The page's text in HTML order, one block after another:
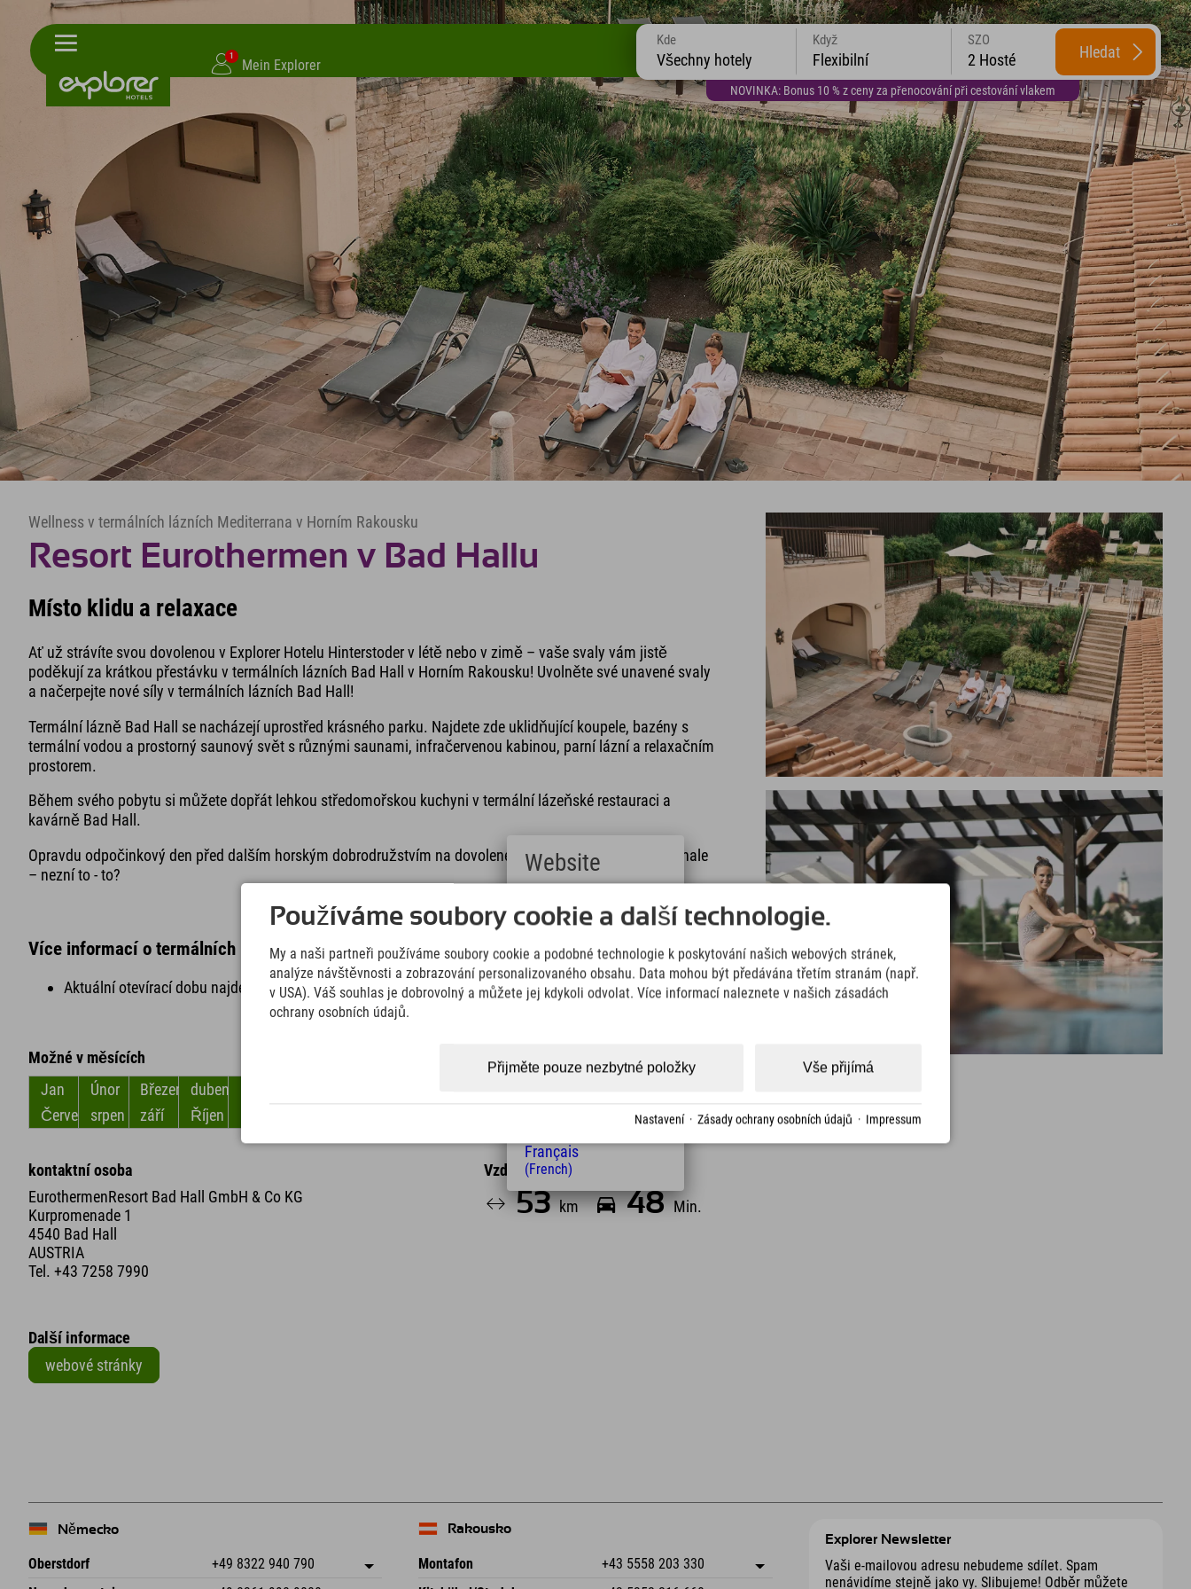
1
Mein Explorer
NOVINKA: Bonus 10 % z ceny za přenocování při cestování vlakem
Kde
Všechny hotely
Když
Flexibilní
SZO
2 Hosté Hledat
Wellness v termálních lázních Mediterrana v Horním Rakousku
Resort Eurothermen v Bad Hallu
Místo klidu a relaxace
Ať už strávíte svou dovolenou v Explorer Hotelu Hinterstoder v létě nebo v zimě – vaše svaly vám jistě
poděkují za krátkou přestávku v termálních lázních Bad Hall v Horním Rakousku! Uvolněte své unavené svaly
a načerpejte nové síly v termálních lázních Bad Hall!
Termální lázně Bad Hall se nacházejí uprostřed krásného parku. Najdete zde uklidňující koupele, bazény s
termální vodou a prostorný saunový svět s různými saunami, infračervenou kabinou, parní lázní a relaxačním
prostorem.
Během svého pobytu si můžete dopřát lehkou středomořskou kuchyni v termální lázeňské restauraci a
kavárně Bad Hall.
Opravdu odpočinkový den před dalším horským dobrodružstvím na dovolené v Hinterstoderu nezní dokonale
– nezní to - to?
Více informací o termálních lázních Mediterrana:
Aktuální otevírací dobu najdete zdeza termální lázně Mediterrana najdete zde!
Možné v měsících
Jan
Únor Březen duben
Červenecsrpen září Říjen
kontaktní osoba
EurothermenResort Bad Hall GmbH & Co KG
Kurpromenade 1
4540 Bad Hall
AUSTRIA
Tel. +43 7258 7990
Vzdálenost od hotelu
53 km 48 Min.
Další informace
webové stránky
Německo
Oberstdorf +49 8322 940 790
Rakousko
Montafon +43 5558 203 330
Explorer Newsletter
Vaši e-mailovou adresu nebudeme sdílet. Spam
nenávidíme stejně jako vy. Slibujeme! Odběr můžete
Používáme soubory cookie a další technologie.
My a naši partneři používáme soubory cookie a podobné technologie k poskytování našich webových stránek,
analýze návštěvnosti a zobrazování personalizovaného obsahu. Data mohou být předávána třetím stranám (např.
v USA). Váš souhlas je dobrovolný a můžete jej kdykoli odvolat. Více informací naleznete v našich zásadách
ochrany osobních údajů.
Vše přijímá
Přijměte pouze nezbytné položky
Nastavení· Zásady ochrany osobních údajů · Impressum
Website
Deutsch
(German)
(English)
Italiano
(Italian)
(Polish)
Magyar
Français
(French)